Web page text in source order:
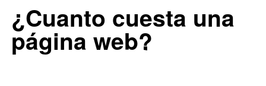
Posicionamiento ,Blog Publicidad,Noticias
0
0
¿Cuanto cuesta una
página web?